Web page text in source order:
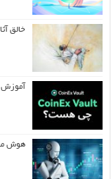
خالق
آموزش
هوش